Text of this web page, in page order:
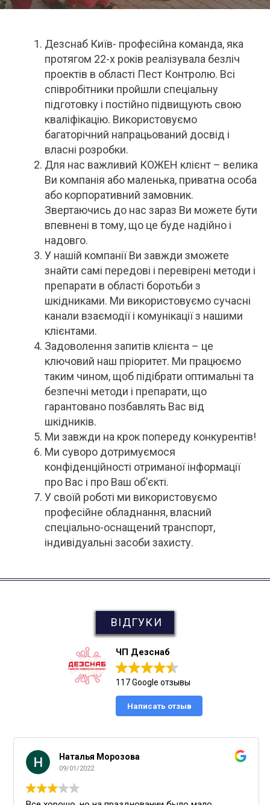
Дезснаб Київ- професійна команда, яка
протягом 22-х років реалізувала безліч
проектів в області Пест Контролю. Всі
співробітники пройшли спеціальну
підготовку і постійно підвищують свою
кваліфікацію. Використовуємо
багаторічний напрацьований досвід і
власні розробки.
Для нас важливий КОЖЕН клієнт – велика
Ви компанія або маленька, приватна особа
або корпоративний замовник.
Звертаючись до нас зараз Ви можете бути
впевнені в тому, що це буде надійно і
надовго.
У нашій компанії Ви завжди зможете
знайти самі передові і перевірені методи і
препарати в області боротьби з
шкідниками. Ми використовуємо сучасні
канали взаємодії і комунікації з нашими
клієнтами.
Задоволення запитів клієнта – це
ключовий наш пріоритет. Ми працюємо
таким чином, щоб підібрати оптимальні та
безпечні методи і препарати, що
гарантовано позбавлять Вас від
шкідників.
Ми завжди на крок попереду конкурентів!
Ми суворо дотримуємося
конфіденційності отриманої інформації
про Вас і про Ваш об’єкті.
У своїй роботі ми використовуємо
професійне обладнання, власний
спеціально-оснащений транспорт,
індивідуальні засоби захисту.
ВІДГУКИ
ЧП Дезснаб
117 Google отзывы
Написать отзыв
Наталья Морозова
09/01/2022